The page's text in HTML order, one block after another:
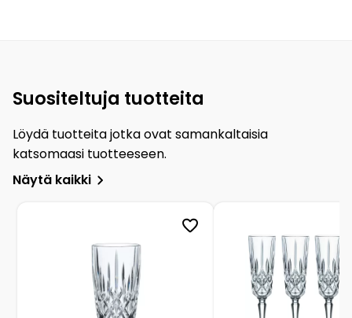
Suositeltuja tuotteita
Löydä tuotteita jotka ovat samankaltaisia
katsomaasi tuotteeseen.
Näytä kaikki